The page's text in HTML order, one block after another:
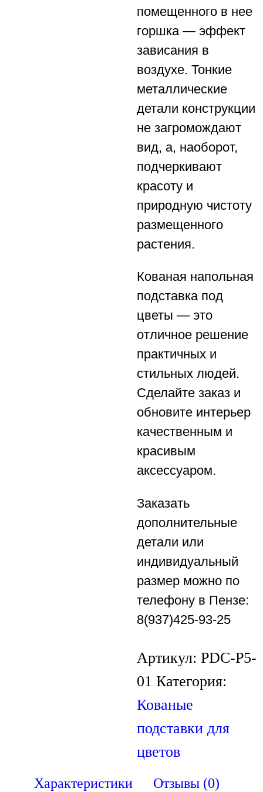
помещенного в нее
горшка — эффект
зависания в
воздухе. Тонкие
металлические
детали конструкции
не загромождают
вид, а, наоборот,
подчеркивают
красоту и
природную чистоту
размещенного
растения.
Кованая напольная
подставка под
цветы — это
отличное решение
практичных и
стильных людей.
Сделайте заказ и
обновите интерьер
качественным и
красивым
аксессуаром.
Заказать
дополнительные
детали или
индивидуальный
размер можно по
телефону в Пензе:
8(937)425-93-25
Артикул: PDC-P5-
01 Категория:
Кованые
подставки для
цветов
Характеристики Отзывы (0)